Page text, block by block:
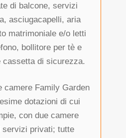
di balcone, servizi
asciugacapelli, aria
matrimoniale e/o letti
bollitore per tè e
cassetta di sicurezza.
camere Family Garden
dotazioni di cui
con due camere
servizi privati; tutte